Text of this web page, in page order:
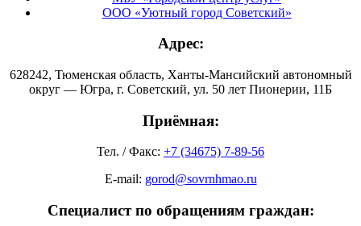
ООО «Уютный город Советский»
Адрес:
628242, Тюменская область, Ханты-Мансийский автономный
округ — Югра, г. Советский, ул. 50 лет Пионерии, 11Б
Приёмная:
Тел. / Факс: +7 (34675) 7-89-56
E-mail: gorod@sovrnhmao.ru
Специалист по обращениям граждан: